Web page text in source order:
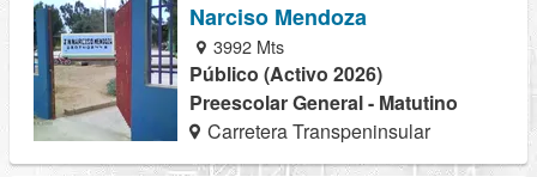
Narciso Mendoza
3992 Mts
Público (Activo 2026)
Preescolar General - Matutino
Carretera Transpeninsular